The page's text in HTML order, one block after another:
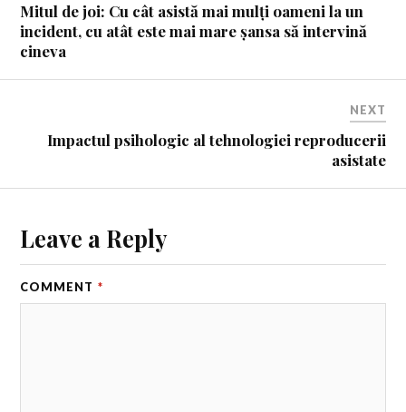
Mitul de joi: Cu cât asistă mai mulți oameni la un
incident, cu atât este mai mare șansa să intervină
cineva
NEXT
Impactul psihologic al tehnologiei reproducerii
asistate
Leave a Reply
COMMENT *